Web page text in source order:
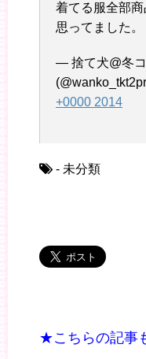
着てる服全部
思ってました。
— 捨て犬@冬
+0000 2014
- 未分類
★こちらの記事